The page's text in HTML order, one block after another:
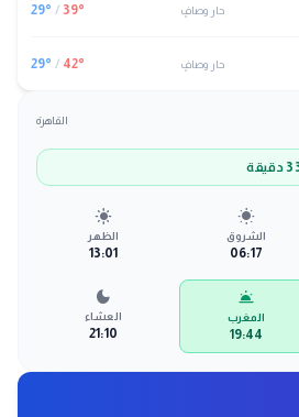
حار وصافٍ 39°
/
29°
حار وصافٍ 42°
/
29°
القاهرة
wb_sunny
الشروق
06:17
light_mode
الظهر
13:01
wb_twilight
المغرب
19:44
dark_mode
العشاء
21:10